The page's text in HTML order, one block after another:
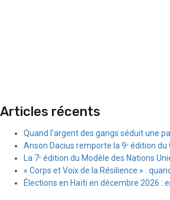
Articles récents
Quand l’argent des gangs séduit une
Anson Dacius remporte la 9ᵉ édition
La 7ᵉ édition du Modèle des Nations
« Corps et Voix de la Résilience » :
Élections en Haïti en décembre 2026